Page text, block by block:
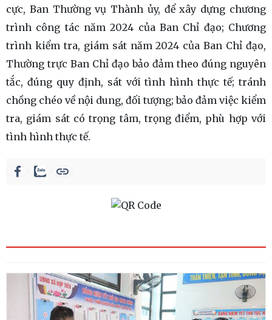
cực, Ban Thường vụ Thành ủy, để xây dựng chương
trình công tác năm 2024 của Ban Chỉ đạo; Chương
trình kiểm tra, giám sát năm 2024 của Ban Chỉ đạo,
Thường trực Ban Chỉ đạo bảo đảm theo đúng nguyên
tắc, đúng quy định, sát với tình hình thực tế; tránh
chồng chéo về nội dung, đối tượng; bảo đảm việc kiểm
tra, giám sát có trọng tâm, trọng điểm, phù hợp với
tình hình thực tế.